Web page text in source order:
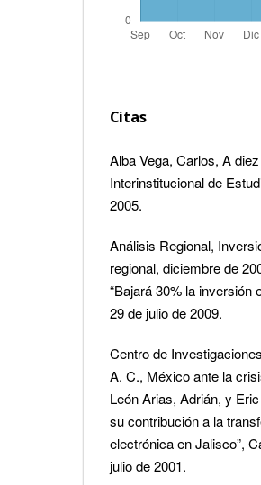
Citas
Alba Vega, Carlos, A
Interinstitucional de
2005.
Análisis Regional,
regional, diciembre de
“Bajará 30% la inversión
29 de julio de 2009.
Centro de
A. C., México ante la
León Arias, Adrián, y
su contribución a la
electrónica en Jalisco”,
julio de 2001.